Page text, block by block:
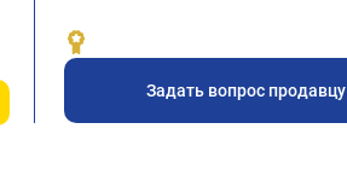
Задать вопрос продавцу